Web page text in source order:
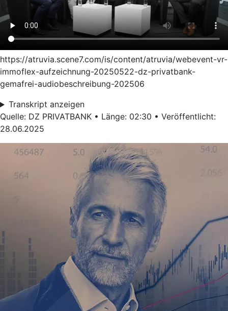
https://atruvia.scene7.com/is/content/atruvia/webevent-vr-
immoflex-aufzeichnung-20250522-dz-privatbank-
gemafrei-audiobeschreibung-202506
Transkript anzeigen
Quelle: DZ PRIVATBANK • Länge: 02:30 • Veröffentlicht:
28.06.2025